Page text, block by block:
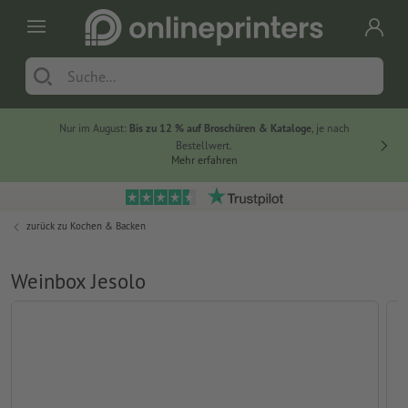
Nur im August: Bis zu 12 % auf Broschüren & Kataloge, je nach
Bestellwert.
Mehr erfahren
zurück zu Kochen & Backen
Weinbox Jesolo